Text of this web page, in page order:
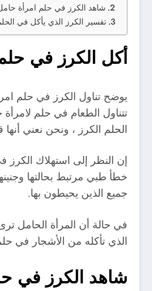
شاهد الكرز في حلم امرأة
تفسير الكرز الذي يأكل في
أكل الكرز في
يوضح تناول الكرز في حلم
تتناول الطعام في حلم
الحلم الكرز ، ونحن نعني
إن النظر إلى استهلاك
خطأ طبي مرتبط بحالتها
جميع الذين يحيطون بها.
في حالة أن المرأة الحامل
الذي تأكله من الأشجار في
شاهد الكرز في